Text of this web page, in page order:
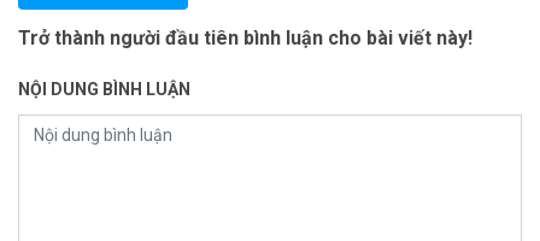
Trở thành người đầu tiên bình luận cho bài viết này!
NỘI DUNG BÌNH LUẬN